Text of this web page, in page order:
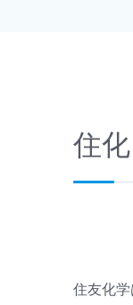
住
住友化